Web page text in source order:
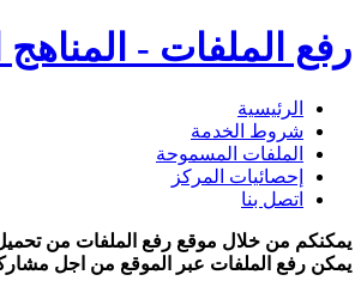
رفع الملفات - المناهج
الرئيسية
شروط الخدمة
الملفات المسموحة
إحصائيات المركز
اتصل بنا
يمكنكم من خلال موقع رفع الملفات من
يمكن رفع الملفات عبر الموقع من اجل